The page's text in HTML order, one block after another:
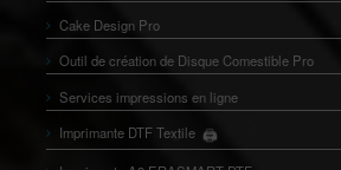
Cake Design Pro
Outil de création de Disque Comestible Pro
Services impressions en ligne
Imprimante DTF Textile 🖨️
👕